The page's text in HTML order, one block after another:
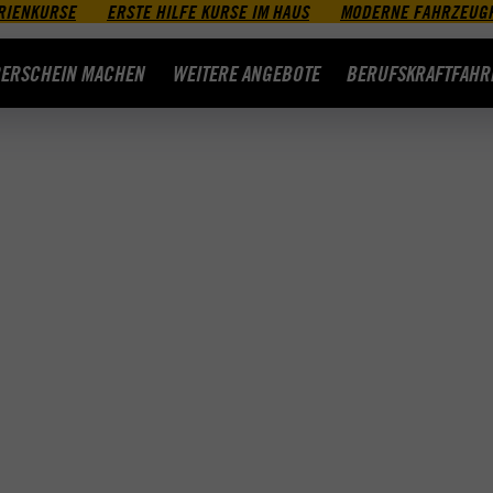
ERSTE HILFE KURSE IM HAUS
MODERNE
MACHEN WEITERE ANGEBOTE